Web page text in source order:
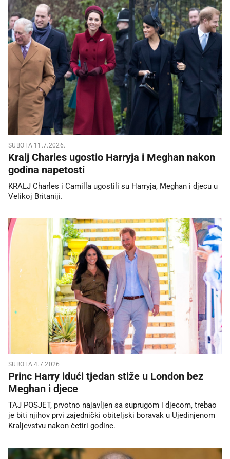
SUBOTA 11.7.2026.
Kralj Charles ugostio Harryja i Meghan nakon
godina napetosti
KRALJ Charles i Camilla ugostili su Harryja, Meghan i djecu u
Velikoj Britaniji.
SUBOTA 4.7.2026.
Princ Harry idući tjedan stiže u London bez
Meghan i djece
TAJ POSJET, prvotno najavljen sa suprugom i djecom, trebao
je biti njihov prvi zajednički obiteljski boravak u Ujedinjenom
Kraljevstvu nakon četiri godine.